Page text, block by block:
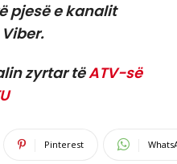
pjesë e kanalit
zyrtar tëATV-së
Pinterest